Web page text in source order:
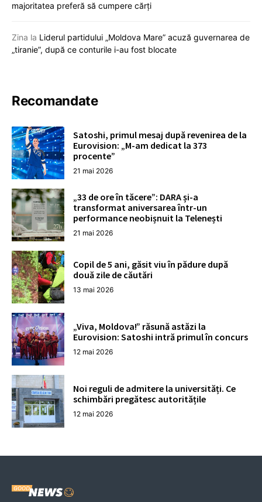
majoritatea preferă să cumpere cărți
Zina la Liderul partidului „Moldova Mare” acuză guvernarea de
„tiranie”, după ce conturile i-au fost blocate
Recomandate
Satoshi, primul mesaj după revenirea de la
Eurovision: „M-am dedicat la 373
procente”
21 mai 2026
„33 de ore în tăcere”: DARA și-a
transformat aniversarea într-un
performance neobișnuit la Telenești
21 mai 2026
Copil de 5 ani, găsit viu în pădure după
două zile de căutări
13 mai 2026
„Viva, Moldova!” răsună astăzi la
Eurovision: Satoshi intră primul în concurs
12 mai 2026
Noi reguli de admitere la universități. Ce
schimbări pregătesc autoritățile
12 mai 2026